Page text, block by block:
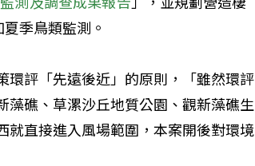
季鳥類監測。
環評「先遠後近」的原則，「雖然環評
藻礁、草漯沙丘地質公園、觀新藻礁生
就直接進入風場範圍，本案開後對環境